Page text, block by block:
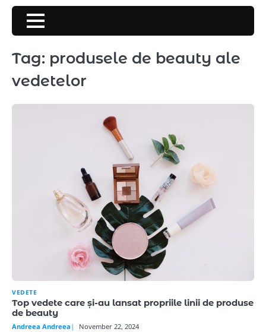
Skip
content
Tag: produsele de beauty ale
vedetelor
VEDETE
Top vedete care și-au lansat propriile linii de produse
de beauty
Andreea Andreea November 22, 2024